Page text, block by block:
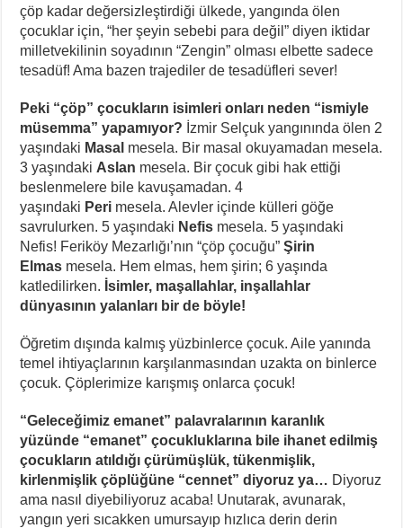
çöp kadar değersizleştirdiği ülkede, yangında ölen
çocuklar için, “her şeyin sebebi para değil” diyen iktidar
milletvekilinin soyadının “Zengin” olması elbette sadece
tesadüf! Ama bazen trajediler de tesadüfleri sever!
Peki “çöp” çocukların isimleri onları neden “ismiyle
müsemma” yapamıyor? İzmir Selçuk yangınında ölen 2
yaşındaki Masal mesela. Bir masal okuyamadan mesela.
3 yaşındakiAslan mesela. Bir çocuk gibi hak ettiği
beslenmelere bile kavuşamadan. 4
yaşındaki Peri mesela. Alevler içinde külleri göğe
savrulurken. 5 yaşındaki Nefis mesela. 5 yaşındaki
Nefis! Feriköy Mezarlığı’nın “çöp çocuğu”Şirin
Elmas mesela. Hem elmas, hem şirin; 6 yaşında
katledilirken. İsimler, maşallahlar, inşallahlar
dünyasının yalanları bir de böyle!
Öğretim dışında kalmış yüzbinlerce çocuk. Aile yanında
temel ihtiyaçlarının karşılanmasından uzakta on binlerce
çocuk. Çöplerimize karışmış onlarca çocuk!
“Geleceğimiz emanet” palavralarının karanlık
yüzünde “emanet” çocukluklarına bile ihanet edilmiş
çocukların atıldığı çürümüşlük, tükenmişlik,
kirlenmişlik çöplüğüne “cennet” diyoruz ya… Diyoruz
ama nasıl diyebiliyoruz acaba! Unutarak, avunarak,
yangın yeri sıcakken umursayıp hızlıca derin derin